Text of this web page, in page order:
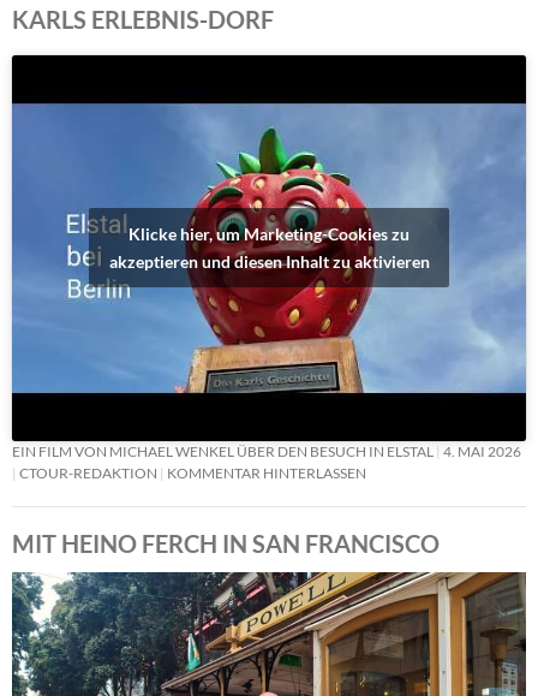
KARLS ERLEBNIS-DORF
Klicke hier, um Marketing-Cookies zu
akzeptieren und diesen Inhalt zu aktivieren
EIN FILM VON MICHAEL WENKEL ÜBER DEN BESUCH IN ELSTAL
4. MAI 2026
CTOUR-REDAKTION
KOMMENTAR HINTERLASSEN
MIT HEINO FERCH IN SAN FRANCISCO